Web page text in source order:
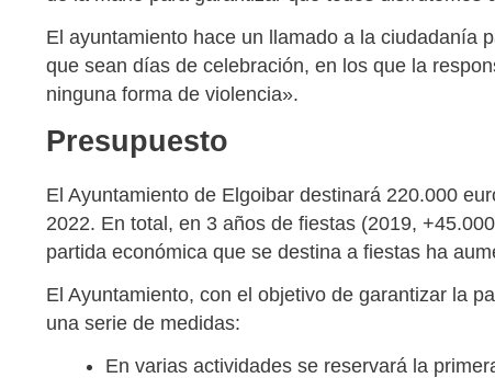
El ayuntamiento hace un llamado a la ciudadanía
que sean días de celebración, en los que la
ninguna forma de violencia».
Presupuesto
El Ayuntamiento de Elgoibar destinará 220.000
2022. En total, en 3 años de fiestas (2019,
partida económica que se destina a fiestas ha
El Ayuntamiento, con el objetivo de garantizar la
una serie de medidas:
En varias actividades se reservará la